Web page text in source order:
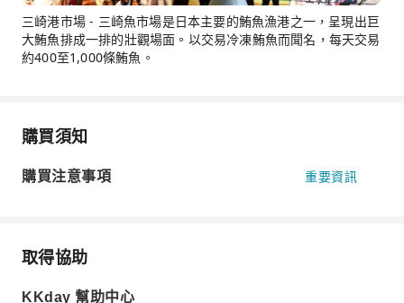
三崎港市場 - 三崎魚市場是日本主要的鮪魚漁港之一，呈現出巨
大鮪魚排成一排的壯觀場面。以交易冷凍鮪魚而聞名，每天交易
約400至1,000條鮪魚。
購買須知
購買注意事項 重要資訊
取得協助
KKday 幫助中心